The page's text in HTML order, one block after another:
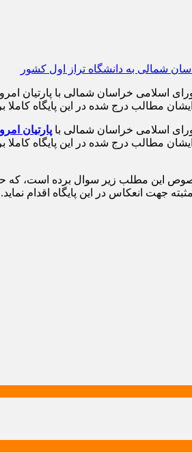
اسلامی خراسان شمالی با
مطالب درج شده در این پایگاه
اسلامی خراسان شمالی با پارتیان
مطالب درج شده در این پایگاه
خصوص این مطلب زیر سوال برده است،
جهت انعکاس در این پایگاه اقدام نماید.